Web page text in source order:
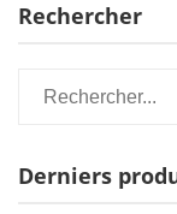
Rechercher
Derniers